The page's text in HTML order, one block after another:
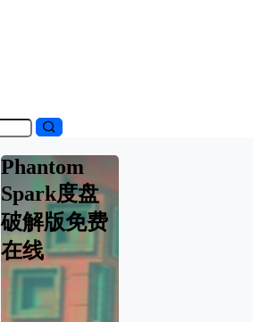
Phantom
Spark度盘
破解版免费
在线